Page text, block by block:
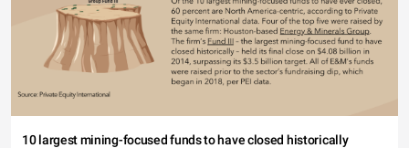
10 largest mining-focused funds to have closed historically